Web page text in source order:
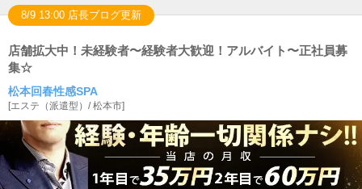
8/9 13:00 店長ブログ更新
店舗拡大中！未経験者〜経験者大歓迎！アルバイト〜正社員募
集☆
松本回春性感SPA
[エステ（派遣型） /松本市]